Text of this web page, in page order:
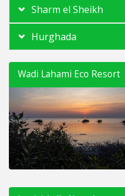
Sharm el Sheikh
Hurghada
Wadi Lahami Eco Resort